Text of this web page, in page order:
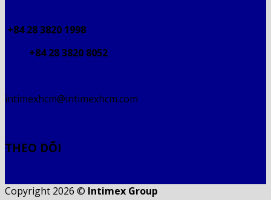
+84 28 3820 1998
+84 28 3820 8052
intimexhcm@intimexhcm.com
THEO DÕI
Copyright 2026 © Intimex Group